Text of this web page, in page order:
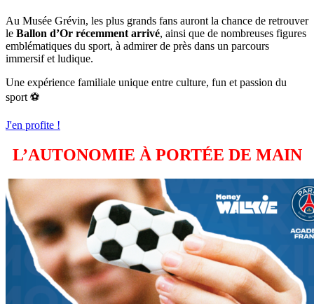
Au Musée Grévin, les plus grands fans auront la chance de retrouver
le Ballon d’Or récemment arrivé, ainsi que de nombreuses figures
emblématiques du sport, à admirer de près dans un parcours
immersif et ludique.
Une expérience familiale unique entre culture, fun et passion du
sport ⚽
J'en profite !
L’AUTONOMIE À PORTÉE DE MAIN